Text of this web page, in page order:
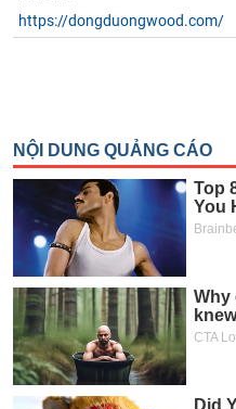
https://dongduongwood.com/